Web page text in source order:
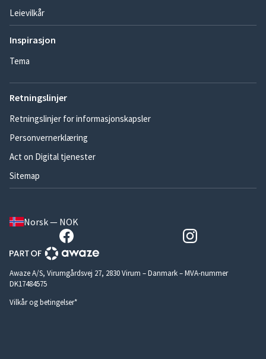
Leievilkår
Inspirasjon
Tema
Retningslinjer
Retningslinjer for informasjonskapsler
Personvernerklæring
Act on Digital tjenester
Sitemap
Norsk — NOK
Awaze A/S, Virumgårdsvej 27, 2830 Virum – Danmark – MVA-nummer
DK17484575
Vilkår og betingelser*